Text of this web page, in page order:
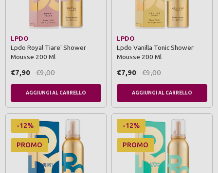
LPDO
Lpdo Royal Tiare' Shower
Mousse 200 Ml
€7,90 €9,00
AGGIUNGI AL CARRELLO
LPDO
Lpdo Vanilla Tonic Shower
Mousse 200 Ml
€7,90 €9,00
AGGIUNGI AL CARRELLO
-12%
PROMO
-12%
PROMO